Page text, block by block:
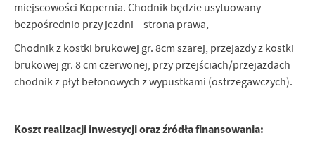
miejscowości Kopernia. Chodnik będzie usytuowany
bezpośrednio przy jezdni – strona prawa,
Chodnik z kostki brukowej gr. 8cm szarej, przejazdy z kostki
brukowej gr. 8 cm czerwonej, przy przejściach/przejazdach
chodnik z płyt betonowych z wypustkami (ostrzegawczych).
Koszt realizacji inwestycji oraz źródła finansowania: